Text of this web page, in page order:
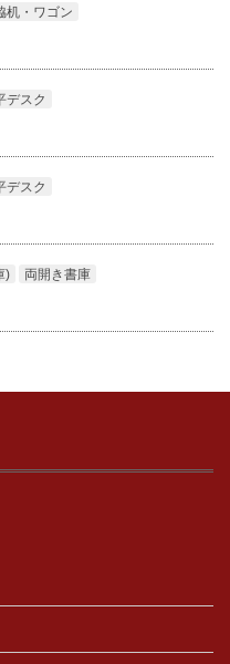
机・ワゴン
デスク
デスク
) 両開き書庫